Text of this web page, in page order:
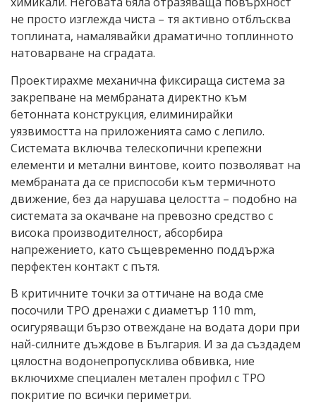
не просто изглежда чиста – тя активно отблъсква
топлината, намалявайки драматично топлинното
натоварване на сградата.
Проектирахме механична фиксираща система за
закрепване на мембраната директно към
бетонната конструкция, елиминирайки
уязвимостта на приложенията само с лепило.
Системата включва телескопични крепежни
елементи и метални винтове, които позволяват на
мембраната да се приспособи към термичното
движение, без да нарушава целостта – подобно на
системата за окачване на превозно средство с
висока производителност, абсорбира
напрежението, като същевременно поддържа
перфектен контакт с пътя.
В критичните точки за оттичане на вода сме
посочили TPO дренажи с диаметър 110 mm,
осигуряващи бързо отвеждане на водата дори при
най-силните дъждове в България. И за да създадем
цялостна водонепропусклива обвивка, ние
включихме специален метален профил с TPO
покритие по всички периметри.